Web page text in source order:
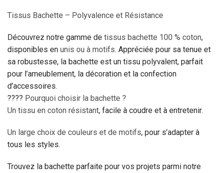
Tissus Bachette – Polyvalence et Résistance
Découvrez notre gamme de tissus bachette 100 % coton,
disponibles en unis ou à motifs. Appréciée pour sa tenue et
sa robustesse, la bachette est un tissu polyvalent, parfait
pour l’ameublement, la décoration et la confection
d’accessoires.
???? Pourquoi choisir la bachette ?
Un tissu en coton résistant, facile à coudre et à entretenir.
Un large choix de couleurs et de motifs, pour s’adapter à
tous les styles.
Trouvez la bachette parfaite pour vos projets parmi notre